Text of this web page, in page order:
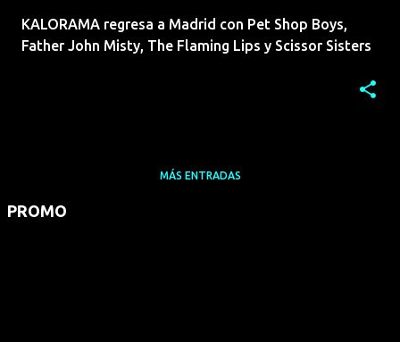
KALORAMA regresa a Madrid con Pet Shop Boys,
Father John Misty, The Flaming Lips y Scissor Sisters
MÁS ENTRADAS
PROMO